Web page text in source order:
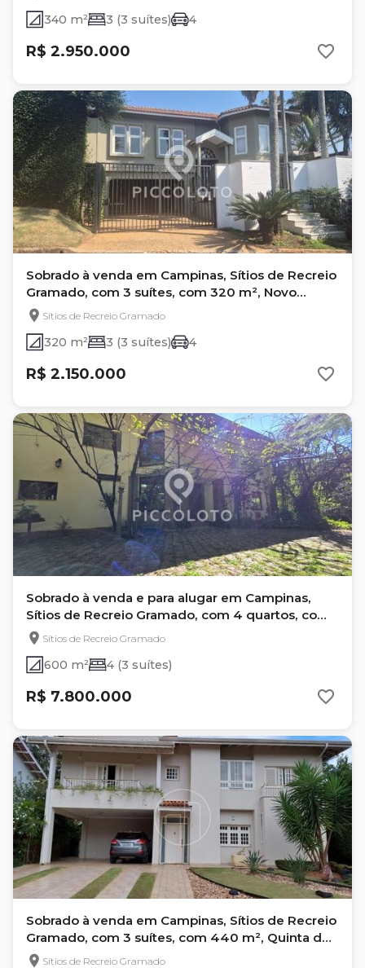
340 m² 3 (3 suítes) 4
R$ 2.950.000
Sobrado à venda em Campinas, Sítios de Recreio
Gramado, com 3 suítes, com 320 m², Novo
Gramado
Sítios de Recreio Gramado
320 m² 3 (3 suítes) 4
R$ 2.150.000
Sobrado à venda e para alugar em Campinas,
Sítios de Recreio Gramado, com 4 quartos, com
600 m²
Sítios de Recreio Gramado
600 m² 4 (3 suítes)
R$ 7.800.000
Sobrado à venda em Campinas, Sítios de Recreio
Gramado, com 3 suítes, com 440 m², Quinta do
Engenho
Sítios de Recreio Gramado